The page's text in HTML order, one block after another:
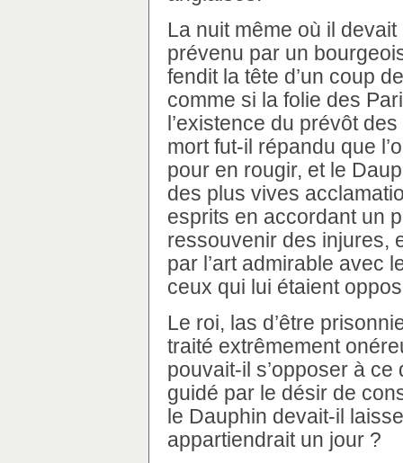
La nuit même où il
prévenu par un
fendit la tête d’un coup
comme si la folie des
l’existence du prévôt
mort fut-il répandu que
pour en rougir, et le
des plus vives
esprits en accordant un
ressouvenir des injures,
par l’art admirable avec
ceux qui lui étaient
Le roi, las d’être
traité extrêmement
pouvait-il s’opposer à
guidé par le désir de
le Dauphin devait-il
appartiendrait un jour ?